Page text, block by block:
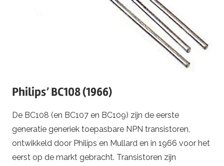
Philips’ BC108 (1966)
De BC108 (en BC107 en BC109) zijn de eerste
generatie generiek toepasbare NPN transistoren,
ontwikkeld door Philips en Mullard en in 1966 voor het
eerst op de markt gebracht. Transistoren zijn